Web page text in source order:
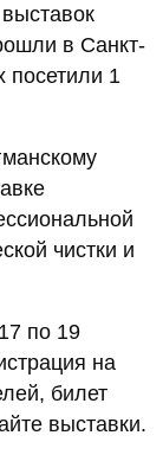
в Санкт-
посетили 1
чистки и
по 19
на
билет
выставки.